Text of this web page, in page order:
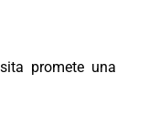
promete una